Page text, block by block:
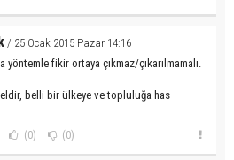
/ 25 Ocak 2015 Pazar 14:16
yöntemle fikir ortaya çıkmaz/çıkarılmamalı.
belli bir ülkeye ve topluluğa has
(0) (0)